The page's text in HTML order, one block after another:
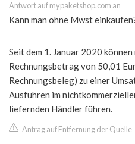
Antwort auf mypaketshop.com an
Kann man ohne Mwst
Seit dem 1. Januar 2020
Rechnungsbetrag von 50,01
Rechnungsbeleg) zu einer
Ausfuhren im
liefernden Händler führen.
Antrag auf Entfernung der Quelle